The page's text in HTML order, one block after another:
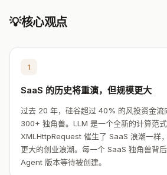
💡核心观点
1
SaaS 的历史将重演，但规模更大
过去 20 年，硅谷超过 40% 的风投资金流
300+ 独角兽。LLM 是一个全新的计算范
XMLHttpRequest 催生了 SaaS 浪潮一样
更大的创业浪潮。每一个 SaaS 独角兽背
Agent 版本等待被创建。